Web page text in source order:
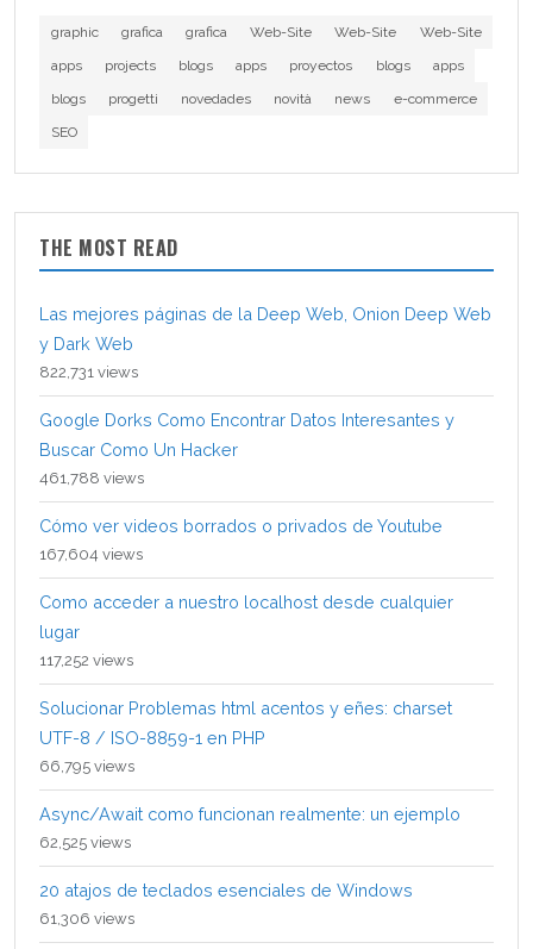
graphic grafica grafica Web-Site Web-Site
Web-Site
apps
projects blogs apps proyectos blogs
apps
blogs
progetti novedades novità news
e-commerce
SEO
THE MOST READ
Las mejores páginas de la Deep Web, Onion Deep Web
y Dark Web
822,731 views
Google Dorks Como Encontrar Datos Interesantes y
Buscar Como Un Hacker
461,788 views
Cómo ver videos borrados o privados de Youtube
167,604 views
Como acceder a nuestro localhost desde cualquier
lugar
117,252 views
Solucionar Problemas html acentos y eñes: charset
UTF-8 / ISO-8859-1 en PHP
66,795 views
Async/Await como funcionan realmente: un ejemplo
62,525 views
20 atajos de teclados esenciales de Windows
61,306 views